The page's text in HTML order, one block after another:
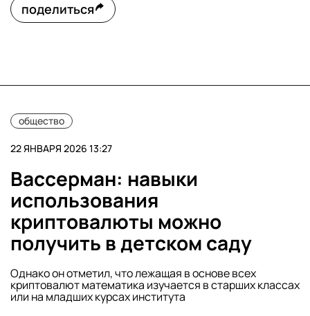
поделиться
общество
22 ЯНВАРЯ 2026 13:27
Вассерман: навыки
использования
криптовалюты можно
получить в детском саду
Однако он отметил, что лежащая в основе всех
криптовалют математика изучается в старших классах
или на младших курсах института